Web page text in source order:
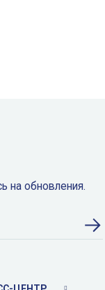
на обновления.